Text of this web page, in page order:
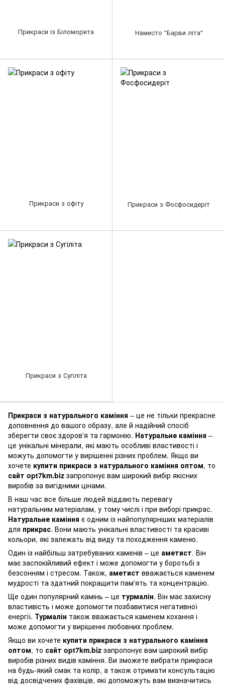
Прикраси із Біломорита Намисто "Барви літа"
Прикраси з офіту Прикраси з Фосфосидеріт
Прикраси з Сугіліта
Прикраси з натурального каміння – це не тільки прекрасне
доповнення до вашого образу, але й надійний спосіб
зберегти своє здоров'я та гармонію. Натуральне каміння –
це унікальні мінерали, які мають особливі властивості і
можуть допомогти у вирішенні різних проблем. Якщо ви
хочете купити прикраси з натурального каміння оптом, то
сайт opt7km.biz запропонує вам широкий вибір якісних
виробів за вигідними цінами.
В наш час все більше людей віддають перевагу
натуральним матеріалам, у тому числі і при виборі прикрас.
Натуральне каміння є одним із найпопулярніших матеріалів
для прикрас. Вони мають унікальні властивості та красиві
кольори, які залежать від виду та походження каменю.
Один із найбільш затребуваних каменів – це аметист. Він
має заспокійливий ефект і може допомогти у боротьбі з
безсонням і стресом. Також, аметист вважається каменем
мудрості та здатний покращити пам'ять та концентрацію.
Ще один популярний камінь – це турмалін. Він має захисну
властивість і може допомогти позбавитися негативної
енергії. Турмалін також вважається каменем кохання і
може допомогти у вирішенні любовних проблем.
Якщо ви хочете купити прикраси з натурального каміння
оптом, то сайт opt7km.biz запропонує вам широкий вибір
виробів різних видів каміння. Ви зможете вибрати прикраси
на будь-який смак та колір, а також отримати консультацію
від досвідчених фахівців, які допоможуть вам визначитись